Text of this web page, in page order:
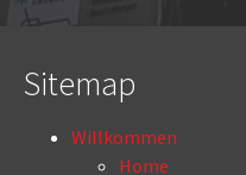
Sitemap
Willkommen
Home